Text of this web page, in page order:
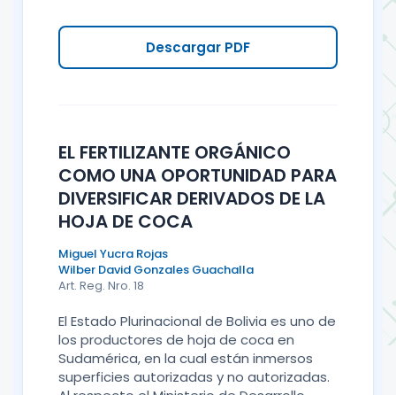
Descargar PDF
EL FERTILIZANTE ORGÁNICO
COMO UNA OPORTUNIDAD PARA
DIVERSIFICAR DERIVADOS DE LA
HOJA DE COCA
Miguel Yucra Rojas
Wilber David Gonzales Guachalla
Art. Reg. Nro. 18
El Estado Plurinacional de Bolivia es uno de
los productores de hoja de coca en
Sudamérica, en la cual están inmersos
superficies autorizadas y no autorizadas.